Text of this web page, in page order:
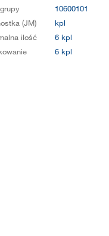
10600101
(JM)
kpl
ilość
6 kpl
6 kpl